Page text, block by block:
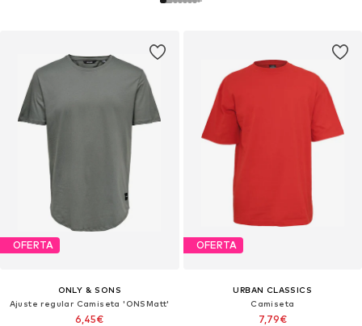
OFERTA
ONLY & SONS
Ajuste regular Camiseta 'ONSMatt'
6,45€
OFERTA
URBAN CLASSICS
Camiseta
7,79€